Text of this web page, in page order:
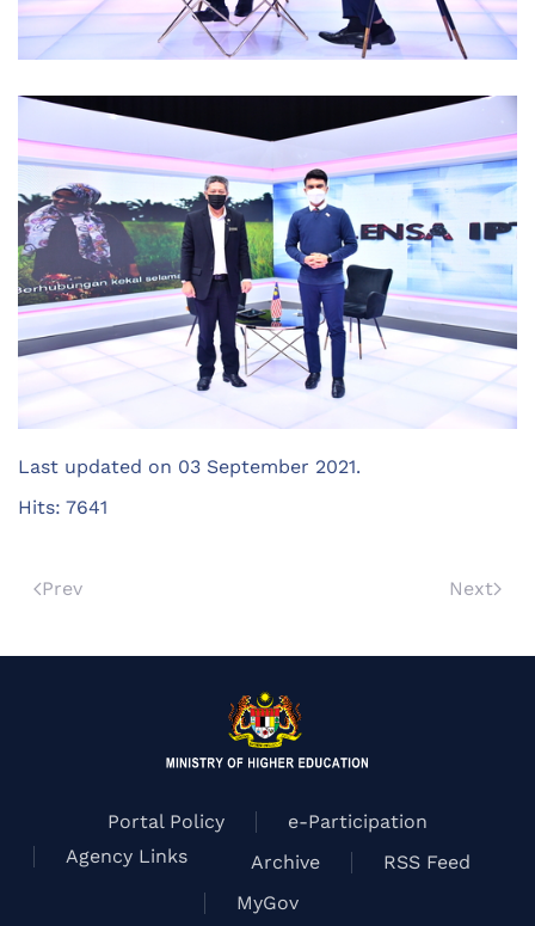
Last updated on 03 September 2021.
Hits: 7641
Prev Next
Portal Policy
e-Participation
Agency Links
Archive
RSS Feed
MyGov